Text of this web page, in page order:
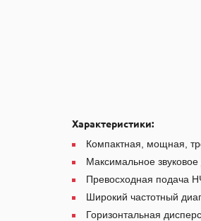
Характеристики:
Компактная, мощная,
Максимальное
Превосходная подача
Широкий частотный
Горизонтальная